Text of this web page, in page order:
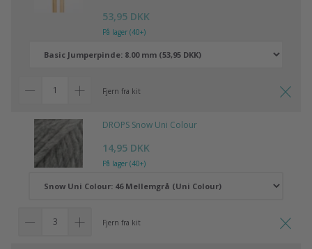
53,95 DKK
På lager (40+)
Fjern fra kit
DROPS Snow Uni Colour
14,95 DKK
På lager (40+)
Fjern fra kit